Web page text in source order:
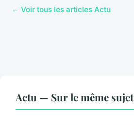
← Voir tous les articles Actu
Actu — Sur le même sujet